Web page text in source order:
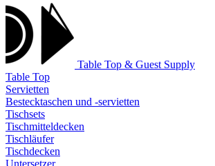
Table Top & Guest Supply
Table Top
Servietten
Bestecktaschen und -servietten
Tischsets
Tischmitteldecken
Tischläufer
Tischdecken